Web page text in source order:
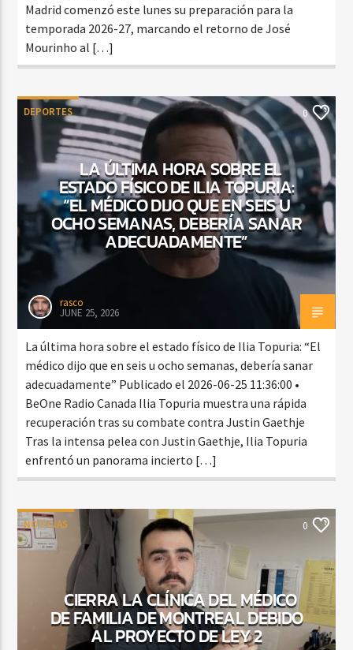
Madrid comenzó este lunes su preparación para la
temporada 2026-27, marcando el retorno de José
Mourinho al […]
DEPORTES 0
LA ÚLTIMA HORA SOBRE EL
ESTADO FÍSICO DE ILIA TOPURIA:
“EL MÉDICO DIJO QUE EN SEIS U
OCHO SEMANAS, DEBERÍA SANAR
ADECUADAMENTE”
rasco
JUNE 25, 2026
La última hora sobre el estado físico de Ilia Topuria: “El
médico dijo que en seis u ocho semanas, debería sanar
adecuadamente” Publicado el 2026-06-25 11:36:00 •
BeOne Radio Canada Ilia Topuria muestra una rápida
recuperación tras su combate contra Justin Gaethje
Tras la intensa pelea con Justin Gaethje, Ilia Topuria
enfrentó un panorama incierto […]
NOTICIAS 0
CIERRA LA CLÍNICA DEL MÉDICO
DE FAMILIA DE MONTREAL DEBIDO
AL PROYECTO DE LEY 2